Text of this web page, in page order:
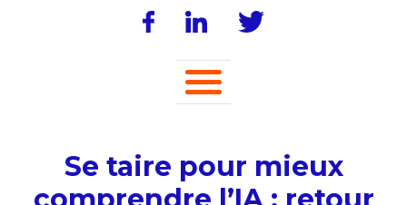
Se taire pour mieux